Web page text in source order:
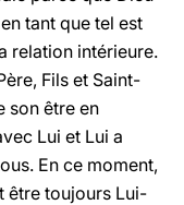
tant que tel est
relation intérieure.
Fils et Saint-
son être en
Lui et Lui a
En ce moment,
être toujours Lui-